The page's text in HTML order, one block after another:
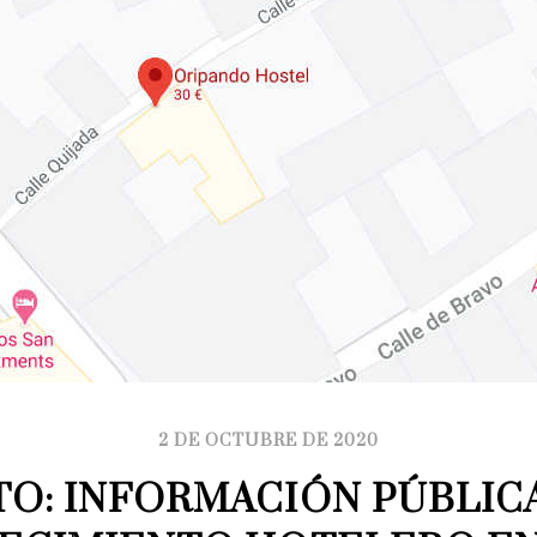
2 DE OCTUBRE DE 2020
INFORMACIÓN